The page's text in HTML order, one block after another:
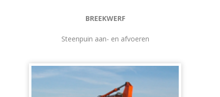
BREEKWERF
Steenpuin aan- en afvoeren